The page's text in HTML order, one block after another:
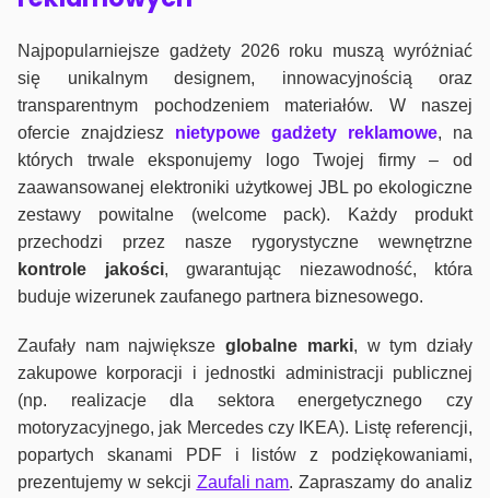
Najpopularniejsze gadżety 2026 roku muszą wyróżniać
się unikalnym designem, innowacyjnością oraz
transparentnym pochodzeniem materiałów. W naszej
ofercie znajdziesz nietypowe gadżety reklamowe, na
których trwale eksponujemy logo Twojej firmy – od
zaawansowanej elektroniki użytkowej JBL po ekologiczne
zestawy powitalne (welcome pack). Każdy produkt
przechodzi przez nasze rygorystyczne wewnętrzne
kontrole jakości, gwarantując niezawodność, która
buduje wizerunek zaufanego partnera biznesowego.
Zaufały nam największeglobalne marki, w tym działy
zakupowe korporacji i jednostki administracji publicznej
(np. realizacje dla sektora energetycznego czy
motoryzacyjnego, jak Mercedes czy IKEA). Listę referencji,
popartych skanami PDF i listów z podziękowaniami,
prezentujemy w sekcji Zaufali nam. Zapraszamy do analiz